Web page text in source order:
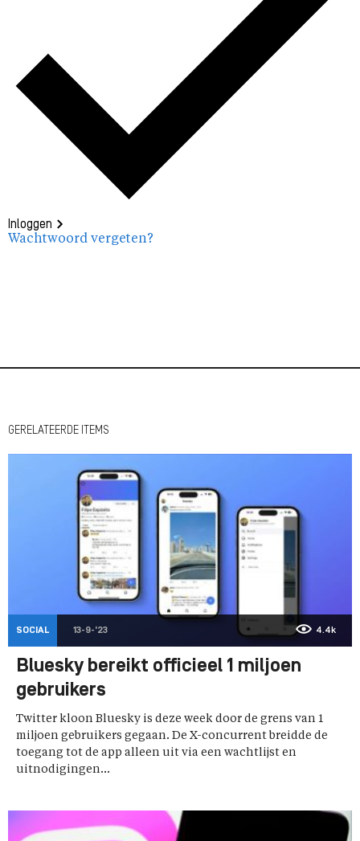
Inloggen
Wachtwoord vergeten?
GERELATEERDE ITEMS
SOCIAL 13-9-'23 4.4k
Bluesky bereikt officieel 1 miljoen
gebruikers
Twitter kloon Bluesky is deze week door de grens van 1
miljoen gebruikers gegaan. De X-concurrent breidde de
toegang tot de app alleen uit via een wachtlijst en
uitnodigingen...